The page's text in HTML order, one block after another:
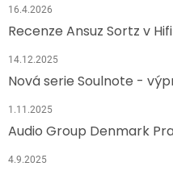
16.4.2026
Recenze Ansuz Sortz v
14.12.2025
Nová serie Soulnote -
1.11.2025
Audio Group Denmark
4.9.2025